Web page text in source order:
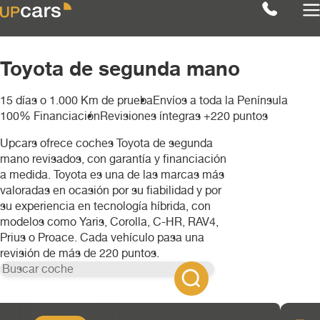
Toyota de segunda mano
15 días o 1.000 Km de pruebaEnvíos a toda la Península
100% FinanciaciónRevisiones íntegras +220 puntos
Upcars ofrece coches Toyota de segunda
mano revisados, con garantía y financiación
a medida. Toyota es una de las marcas más
valoradas en ocasión por su fiabilidad y por
su experiencia en tecnología híbrida, con
modelos como Yaris, Corolla, C-HR, RAV4,
Prius o Proace. Cada vehículo pasa una
revisión de más de 220 puntos.
Filtros
Limpiar
TOYOTA
Audi
BMW
Chevrolet
Modelos
TOYOTA
Hilux
Categoría
Berlina
Combustible
Ver coches ( 1 )